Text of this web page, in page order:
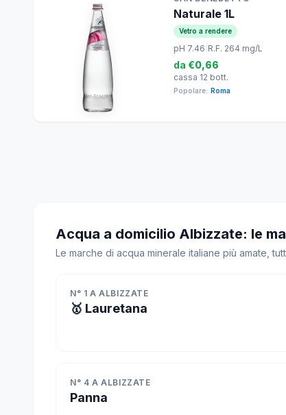
Naturale 1L
Vetro a rendere
pH 7.46 R.F. 264 mg/L
da €0,66
cassa 12 bott.
Popolare: Roma
Acqua a domicilio Albizzate: le
Le marche di acqua minerale italiane più amate,
N° 1 A ALBIZZATE
🥇 Lauretana
N° 4 A ALBIZZATE
Panna